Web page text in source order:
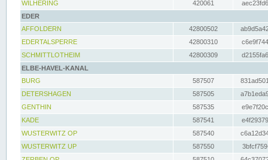
WILHERING 420061
EDER
AFFOLDERN
42800502
EDERTALSPERRE
42800310
SCHMITTLOTHEIM
42800309
ELBE-HAVEL-KANAL
BURG
587507
DETERSHAGEN
587505
GENTHIN
587535
KADE
587541
WUSTERWITZ OP
587540
WUSTERWITZ UP
587550